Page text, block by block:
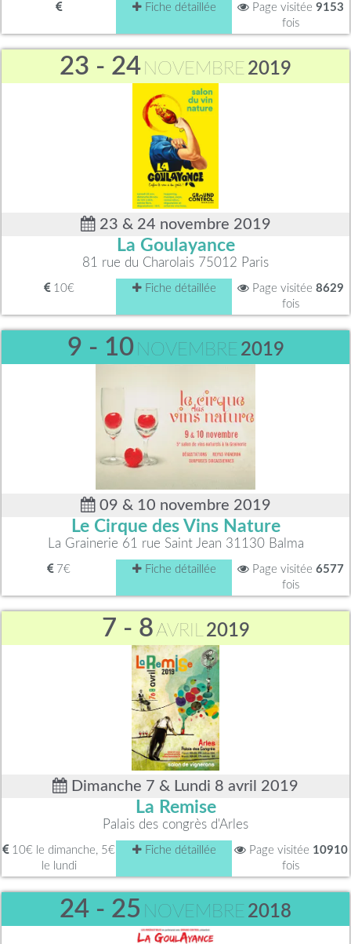
Fiche détaillée Page visitée 9153
fois
23 - 24 NOVEMBRE 2019
23 & 24 novembre 2019
La Goulayance
81 rue du Charolais 75012 Paris
10€ Fiche détaillée Page visitée 8629
fois
9 - 10 NOVEMBRE 2019
09 & 10 novembre 2019
Le Cirque des Vins Nature
La Grainerie 61 rue Saint Jean 31130 Balma
7€ Fiche détaillée Page visitée 6577
fois
7 - 8AVRIL2019
Dimanche 7 & Lundi 8 avril 2019
La Remise
Palais des congrès d'Arles
10€ le dimanche, 5€
le lundi
Fiche détaillée Page visitée 10910
fois
24 - 25 NOVEMBRE 2018